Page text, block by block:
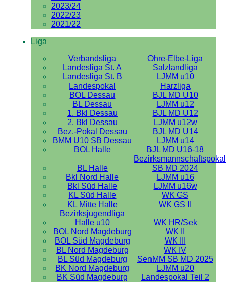
2023/24
2022/23
2021/22
Liga
Verbandsliga
Ohre-Elbe-Liga
Landesliga St. A
Salzlandliga
Landesliga St. B
LJMM u10
Landespokal
Harzliga
BOL Dessau
BJL MD U10
BL Dessau
LJMM u12
1. Bkl Dessau
BJL MD U12
2. Bkl Dessau
LJMM u12w
Bez.-Pokal Dessau
BJL MD U14
BMM U10 SB Dessau
LJMM u14
BOL Halle
BJL MD U16-18
BL Halle
Bezirksmannschaftspokal
SB MD 2024
Bkl Nord Halle
LJMM u16
Bkl Süd Halle
LJMM u16w
KL Süd Halle
WK GS
KL Mitte Halle
WK GS II
Bezirksjugendliga
Halle u10
WK HR/Sek
BOL Nord Magdeburg
WK II
BOL Süd Magdeburg
WK III
BL Nord Magdeburg
WK IV
BL Süd Magdeburg
SenMM SB MD 2025
BK Nord Magdeburg
LJMM u20
BK Süd Magdeburg
Landespokal Teil 2